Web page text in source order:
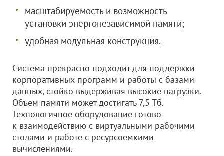
масштабируемость и возможность
установки энергонезависимой памяти;
удобная модульная конструкция.
Система прекрасно подходит для поддержки
корпоративных программ и работы с базами
данных, стойко выдерживая высокие нагрузки.
Объем памяти может достигать 7,5 Тб.
Технологичное оборудование готово
к взаимодействию с виртуальными рабочими
столами и работе с ресурсоемкими
вычислениями.